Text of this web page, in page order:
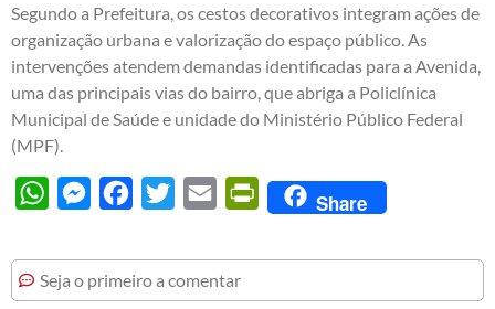
Segundo a Prefeitura, os cestos decorativos integram ações de
organização urbana e valorização do espaço público. As
intervenções atendem demandas identificadas para a Avenida,
uma das principais vias do bairro, que abriga a Policlínica
Municipal de Saúde e unidade do Ministério Público Federal
(MPF).
WhatsAppMessengerFacebook
Twitter Email PrintFriendly
Share
Seja o primeiro a comentar